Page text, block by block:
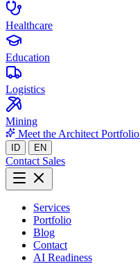
Healthcare
Education
Logistics
Mining
Meet the Architect Portfolio
ID EN
Contact Sales
Services
Portfolio
Blog
Contact
AI Readiness